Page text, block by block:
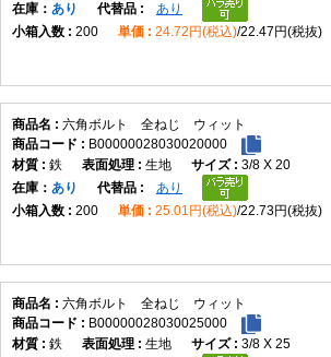
在庫
あり
あり
200
24.72円(税込) 22.47円(税抜)
六角ボルト 全ねじ ウィット
B00000028030020000
鉄
生地
3/8 X 20
在庫
あり
あり
200
25.01円(税込) 22.73円(税抜)
六角ボルト 全ねじ ウィット
B00000028030025000
鉄
生地
3/8 X 25